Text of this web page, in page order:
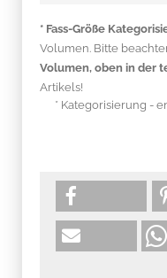
* Fass-Größe
Volumen. Bitte
Volumen, oben in der
Artikels!
* Kategorisierung -